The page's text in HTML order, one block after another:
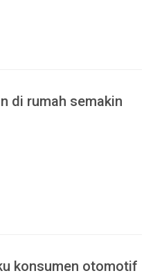
di rumah semakin
konsumen otomotif